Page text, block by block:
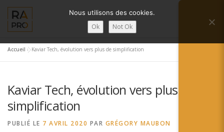
contenu
Menu
SERVICES RA’PRO ACTUALITÉ DE LA RA
Accueil »Kaviar Tech, évolution vers plus de simplification
Kaviar Tech, évolution vers plus de
simplification
PUBLIÉ LE 7 AVRIL 2020 PAR GRÉGORY MAUBON
Nous utilisons des cookies.
Ok Not Ok